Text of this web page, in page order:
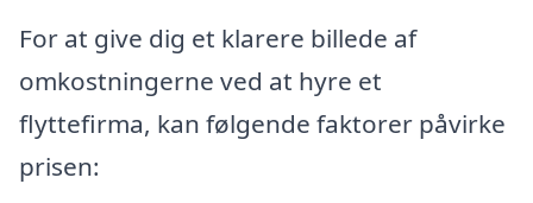
For at give dig et klarere billede af
omkostningerne ved at hyre et
flyttefirma, kan følgende faktorer påvirke
prisen: